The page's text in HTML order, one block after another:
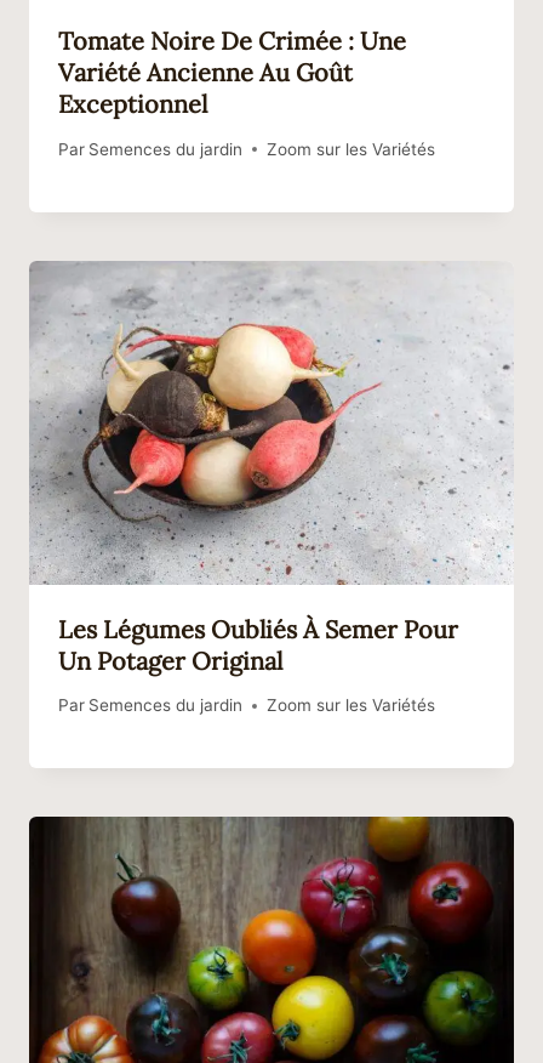
Tomate Noire De Crimée : Une
Variété Ancienne Au Goût
Exceptionnel
Par Semences du jardin Zoom sur les Variétés
Les Légumes Oubliés À Semer Pour
Un Potager Original
Par Semences du jardin Zoom sur les Variétés